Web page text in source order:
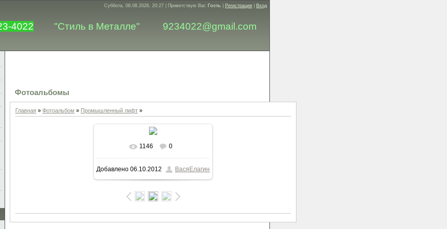
Суббота, 08.08.2026, 20:27 | Приветствую Вас Гость Регистрация Вход
9234022@gmail.com
"Стиль в Металле"
4022
Фотоальбомы
Главная » Фотоальбом » Промышленный лифт »
В реальном размере
/ 194.2Kb
1146 0
Добавлено 06.10.2012 ВасяЕлагин